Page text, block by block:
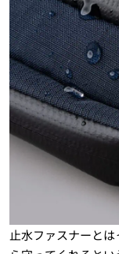
止水ファスナーと